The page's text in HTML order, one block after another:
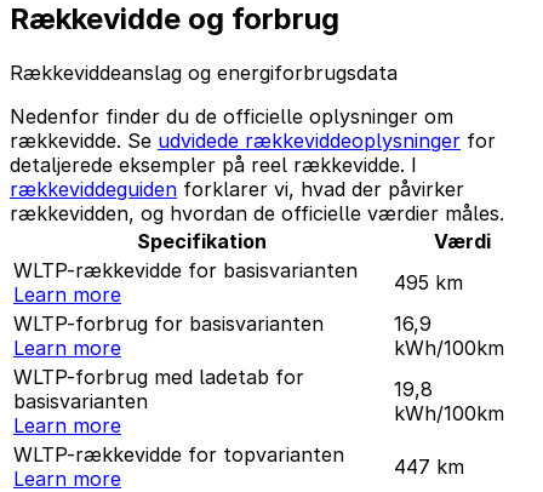
Rækkevidde og forbrug
Rækkeviddeanslag og energiforbrugsdata
Nedenfor finder du de officielle oplysninger om
rækkevidde. Se udvidede rækkeviddeoplysninger for
detaljerede eksempler på reel rækkevidde. I
rækkeviddeguiden forklarer vi, hvad der påvirker
rækkevidden, og hvordan de officielle værdier måles.
Specifikation
Værdi
WLTP-rækkevidde for basisvarianten
Learn more
495 km
WLTP-forbrug for basisvarianten
Learn more
16,9
kWh/100km
WLTP-forbrug med ladetab for
basisvarianten
Learn more
19,8
kWh/100km
WLTP-rækkevidde for topvarianten
Learn more
447 km